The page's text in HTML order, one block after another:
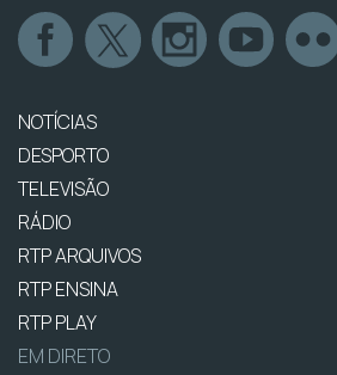
NOTÍCIAS
DESPORTO
TELEVISÃO
RÁDIO
RTP ARQUIVOS
RTP ENSINA
RTP PLAY
EM DIRETO